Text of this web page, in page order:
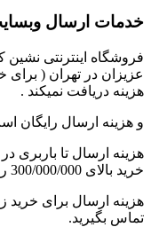
خدمات ارسال
فروشگاه اینترنتی
هزینه دریافت نمیکند .
و هزینه ارسال رایگان
هزینه ارسال تا باربری
خرید بالای 300/000/000 ریال ) رایگان است.
تماس بگیرید.